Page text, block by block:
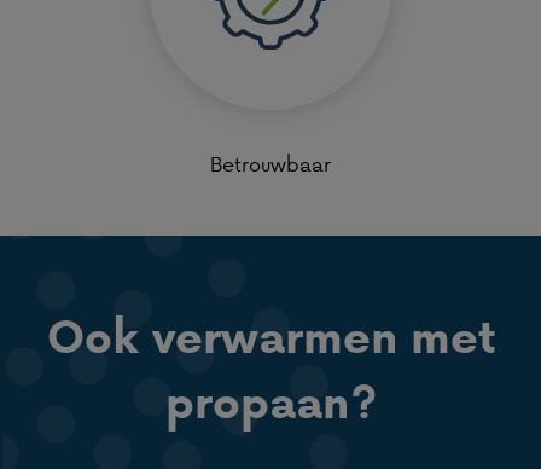
Betrouwbaar
Ook verwarmen met
propaan?